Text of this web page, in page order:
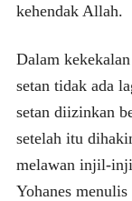
kehendak Allah.
Dalam
setan tidak ada
setan diizinkan
setelah itu
melawan injil-
Yohanes